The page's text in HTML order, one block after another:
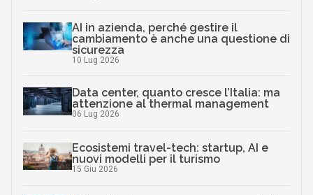
AI in azienda, perché gestire il
cambiamento è anche una questione di
sicurezza
10 Lug 2026
Data center, quanto cresce l’Italia: ma
attenzione al thermal management
06 Lug 2026
Ecosistemi travel-tech: startup, AI e
nuovi modelli per il turismo
15 Giu 2026